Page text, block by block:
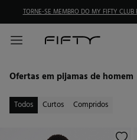
TORNE-SE MEMBRO DO MY FIFTY
Ofertas em pijamas de homem
Todos Curtos Compridos